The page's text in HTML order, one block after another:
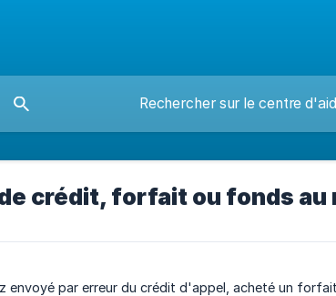
crédit, forfait ou fonds au
envoyé par erreur du crédit d'appel, acheté un